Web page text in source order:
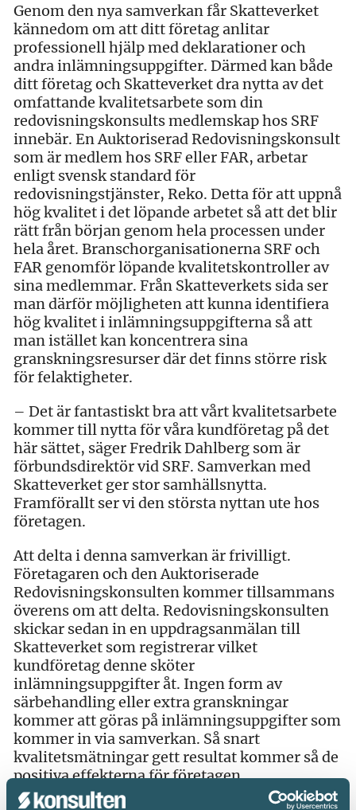
Genom den nya samverkan får Skatteverket
kännedom om att ditt företag anlitar
professionell hjälp med deklarationer och
andra inlämningsuppgifter. Därmed kan både
ditt företag och Skatteverket dra nytta av det
omfattande kvalitetsarbete som din
redovisningskonsults medlemskap hos SRF
innebär. En Auktoriserad Redovisningskonsult
som är medlem hos SRF eller FAR, arbetar
enligt svensk standard för
redovisningstjänster, Reko. Detta för att uppnå
hög kvalitet i det löpande arbetet så att det blir
rätt från början genom hela processen under
hela året. Branschorganisationerna SRF och
FAR genomför löpande kvalitetskontroller av
sina medlemmar. Från Skatteverkets sida ser
man därför möjligheten att kunna identifiera
hög kvalitet i inlämningsuppgifterna så att
man istället kan koncentrera sina
granskningsresurser där det finns större risk
för felaktigheter.
– Det är fantastiskt bra att vårt kvalitetsarbete
kommer till nytta för våra kundföretag på det
här sättet, säger Fredrik Dahlberg som är
förbundsdirektör vid SRF. Samverkan med
Skatteverket ger stor samhällsnytta.
Framförallt ser vi den största nyttan ute hos
företagen.
Att delta i denna samverkan är frivilligt.
Företagaren och den Auktoriserade
Redovisningskonsulten kommer tillsammans
överens om att delta. Redovisningskonsulten
skickar sedan in en uppdragsanmälan till
Skatteverket som registrerar vilket
kundföretag denne sköter
inlämningsuppgifter åt. Ingen form av
särbehandling eller extra granskningar
kommer att göras på inlämningsuppgifter som
kommer in via samverkan. Så snart
kvalitetsmätningar gett resultat kommer så de
positiva effekterna för företagen.